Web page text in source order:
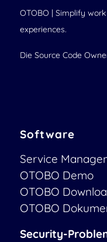
OTOBO | Simplify
experiences.
Die Source Code
Software
Service
OTOBO Demo
OTOBO
OTOBO
Security-